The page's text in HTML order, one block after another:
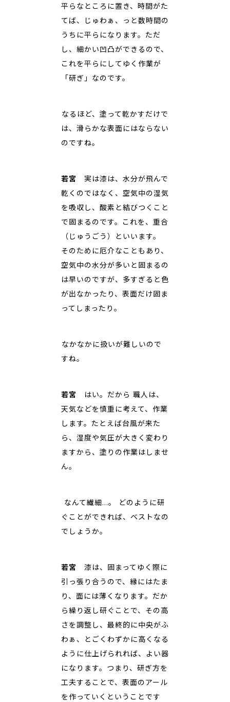
平らなところに置き、時間がた
てば、じゅわぁ、っと数時間の
うちに平らになります。ただ
し、細かい凹凸ができるので、
これを平らにしてゆく作業が
「研ぎ」なのです。
――なるほど、塗って乾かすだけで
は、滑らかな表面にはならない
のですね。
若宮
実は漆は、水分が飛んで
乾くのではなく、空気中の湿気
を吸収し、酸素と結びつくこと
で固まるのです。これを、重合
（じゅうごう）といいます。
そのために厄介なこともあり、
空気中の水分が多いと固まるの
は早いのですが、多すぎると色
が出なかったり、表面だけ固ま
ってしまったり。
――なかなかに扱いが難しいので
すね。
若宮
はい。だから 職人は、
天気などを慎重に考えて、作業
します。たとえば台風が来た
ら、湿度や気圧が大きく変わり
ますから、塗りの作業はしませ
ん。
―― なんて繊細…。 どのように研
ぐことができれば、ベストなの
でしょうか。
若宮
漆は、固まってゆく際に
引っ張り合うので、縁にはたま
り、面には薄くなります。だか
ら繰り返し研ぐことで、その高
さを調整し、最終的に中央がふ
わぁ、とごくわずかに高くなる
ように仕上げられれば、よい器
になります。つまり、研ぎ方を
工夫することで、表面のアール
を作っていくということです